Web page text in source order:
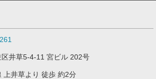
井草5-4-11 宮ビル 202号
上井草より 徒歩 約2分